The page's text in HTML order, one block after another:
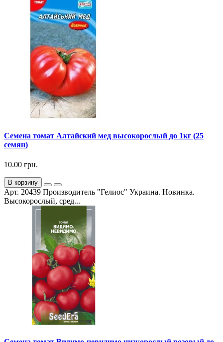
Семена томат Алтайский мед высокорослый до 1кг (25
семян)
10.00 грн.
В корзину
Арт. 20439 Производитель "Гелиос" Украина. Новинка.
Высокорослый, сред...